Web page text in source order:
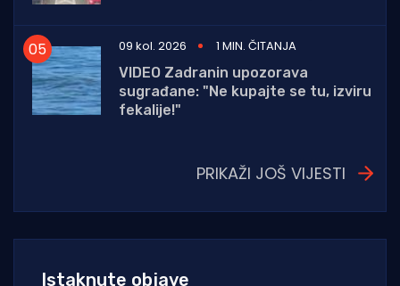
09 kol. 2026
1 MIN. ČITANJA
VIDEO Zadranin upozorava
sugrađane: "Ne kupajte se tu, izviru
fekalije!"
PRIKAŽI JOŠ VIJESTI
Istaknute objave